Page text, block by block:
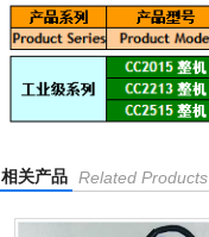
相关产品 Related Products